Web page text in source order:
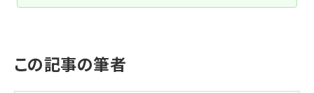
この記事の筆者